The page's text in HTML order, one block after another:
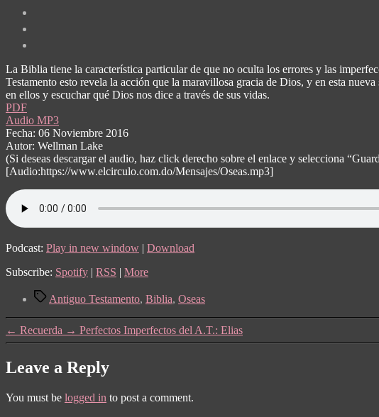
La Biblia tiene la característica particular de que no oculta los errores y las
Testamento esto revela la acción que la maravillosa gracia de Dios, y en esta
en ellos y escuchar qué Dios nos dice a través de sus vidas.
PDF
Audio MP3
Fecha: 06 Noviembre 2016
Autor: Wellman Lake
(Si deseas descargar el audio, haz click derecho sobre el enlace y selecciona
[Audio:https://www.elcirculo.com.do/Mensajes/Oseas.mp3]
Podcast: Play in new window | Download
Subscribe: Spotify | RSS | More
TagsAntiguo Testamento, Biblia, Oseas
← Recuerda → Perfectos Imperfectos del A.T.: Elias
Leave a Reply
You must be logged in to post a comment.